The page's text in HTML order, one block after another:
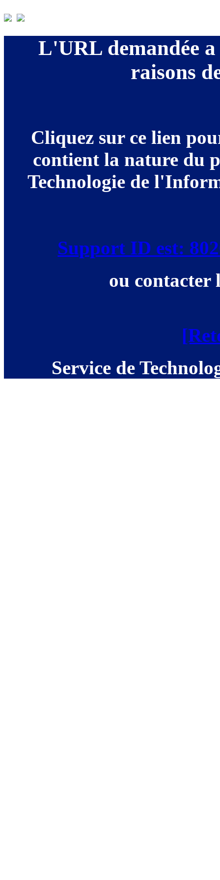
L'URL demandée a
raisons
Cliquez sur ce lien
contient la nature du
Technologie de
Support ID est:
ou contacter
Service de